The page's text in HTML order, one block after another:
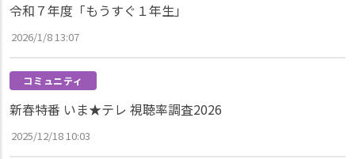
令和７年度「もうすぐ１年生」
2026/1/8 13:07
コミュニティ
新春特番 いま★テレ 視聴率調査2026
2025/12/18 10:03